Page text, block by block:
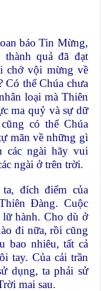
báo Tin Mừng,
quả đã đạt
chớ vội mừng về
Có thể Chúa chưa
loại mà Thiên
ma quỷ và sự dữ
có thể Chúa
mãn về những gì
các ngài hãy vui
ngài ở trên trời.
đích điểm của
Đàng. Cuộc
lữ hành. Cho dù ở
đi nữa, rồi cũng
bao nhiêu, tất cả
tay. Của cải trần
dụng, ta phải sử
mai sau.